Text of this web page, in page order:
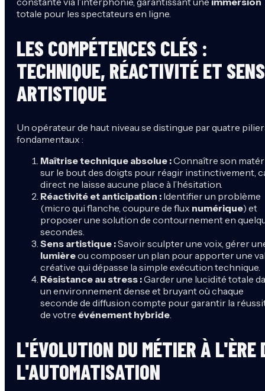
totale pour les spectateurs en ligne.
LES COMPÉTENCES CLÉS :
TECHNIQUE, RÉACTIVITÉ ET SENS
ARTISTIQUE
Un opérateur de haut niveau se distingue par quatre
fondamentaux :
Maîtrise technique absolue :Connaître son
sur le bout des doigts pour réagir instinctivement,
direct ne laisse aucune place à l’hésitation.
Réactivité et anticipation : Identifier un problème
(micro qui flanche, coupure de flux numérique) et
proposer une solution de contournement en
secondes.
Sens artistique :Savoir sculpter une voix, gérer
lumièreou composer un plan pour apporter une
créative qui dépasse la simple exécution technique.
Résistance au stress :Garder une lucidité totale
un environnement dense et bruyant où chaque
seconde de diffusion compte pour garantir la
de votre événement hybride
L'ÉVOLUTION DU MÉTIER À L'ÈRE
L'AUTOMATISATION